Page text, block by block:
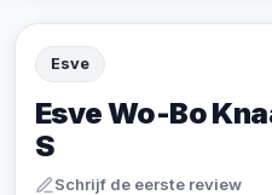
Esve
Esve Wo-Bo
S
Schrijf de eerste review